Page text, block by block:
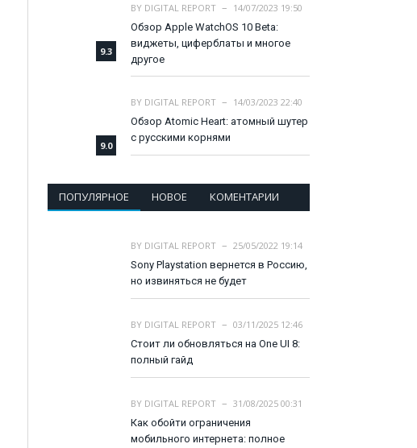
9.3
BY DIGITAL REPORT
14/07/2023 19:50
Обзор Apple WatchOS 10 Beta:
виджеты, циферблаты и многое
другое
9.0
BY DIGITAL REPORT
14/03/2023 22:40
Обзор Atomic Heart: атомный шутер
с русскими корнями
ПОПУЛЯРНОЕ НОВОЕ КОМЕНТАРИИ
BY DIGITAL REPORT
25/05/2022 19:14
Sony Playstation вернется в Россию,
но извиняться не будет
BY DIGITAL REPORT
03/11/2025 12:46
Стоит ли обновляться на One UI 8:
полный гайд
BY DIGITAL REPORT
31/08/2025 00:31
Как обойти ограничения
мобильного интернета: полное